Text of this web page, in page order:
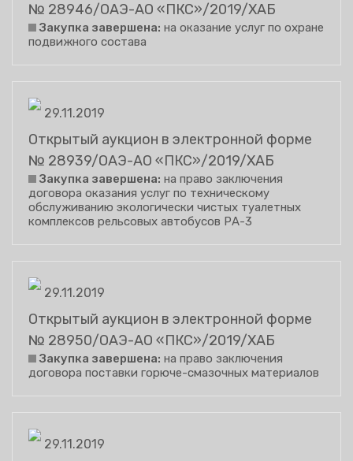
№ 28946/ОАЭ-АО «ПКС»/2019/ХАБ
Закупка завершена: на оказание услуг по охране
подвижного состава
29.11.2019
Открытый аукцион в электронной форме
№ 28939/ОАЭ-АО «ПКС»/2019/ХАБ
Закупка завершена: на право заключения
договора оказания услуг по техническому
обслуживанию экологически чистых туалетных
комплексов рельсовых автобусов РА-3
29.11.2019
Открытый аукцион в электронной форме
№ 28950/ОАЭ-АО «ПКС»/2019/ХАБ
Закупка завершена: на право заключения
договора поставки горюче-смазочных материалов
29.11.2019